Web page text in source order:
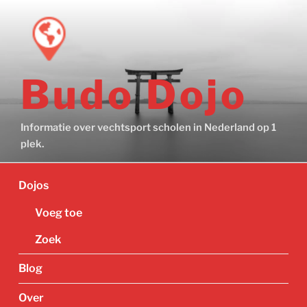
Budo Dojo
Informatie over vechtsport scholen in Nederland op 1
plek.
Dojos
Voeg toe
Zoek
Blog
Over